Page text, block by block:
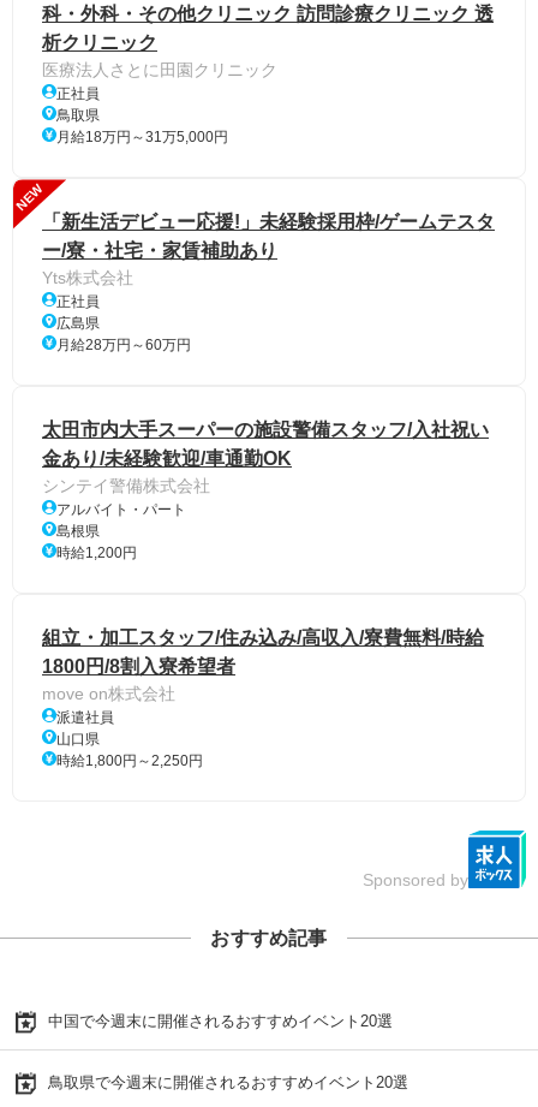
科・外科・その他クリニック 訪問診療クリニック 透
析クリニック
医療法人さとに田園クリニック
正社員
鳥取県
月給18万円～31万5,000円
NEW
「新生活デビュー応援!」未経験採用枠/ゲームテスタ
ー/寮・社宅・家賃補助あり
Yts株式会社
正社員
広島県
月給28万円～60万円
太田市内大手スーパーの施設警備スタッフ/入社祝い
金あり/未経験歓迎/車通勤OK
シンテイ警備株式会社
アルバイト・パート
島根県
時給1,200円
組立・加工スタッフ/住み込み/高収入/寮費無料/時給
1800円/8割入寮希望者
move on株式会社
派遣社員
山口県
時給1,800円～2,250円
Sponsored by
おすすめ記事
中国で今週末に開催されるおすすめイベント20選
鳥取県で今週末に開催されるおすすめイベント20選